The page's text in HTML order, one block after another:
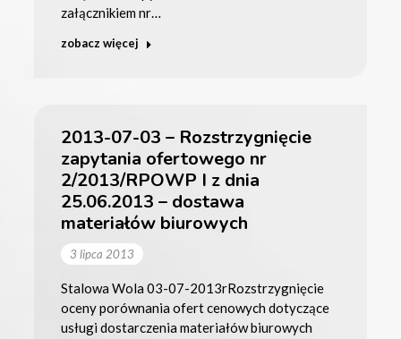
załącznikiem nr…
zobacz więcej
2013-07-03 – Rozstrzygnięcie
zapytania ofertowego nr
2/2013/RPOWP I z dnia
25.06.2013 – dostawa
materiałów biurowych
3 lipca 2013
Stalowa Wola 03-07-2013rRozstrzygnięcie
oceny porównania ofert cenowych dotyczące
usługi dostarczenia materiałów biurowych